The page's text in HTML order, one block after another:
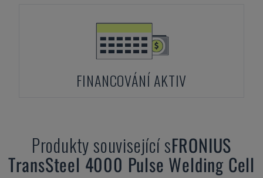
FINANCOVÁNÍ AKTIV
Produkty související sFRONIUS
TransSteel 4000 Pulse Welding Cell